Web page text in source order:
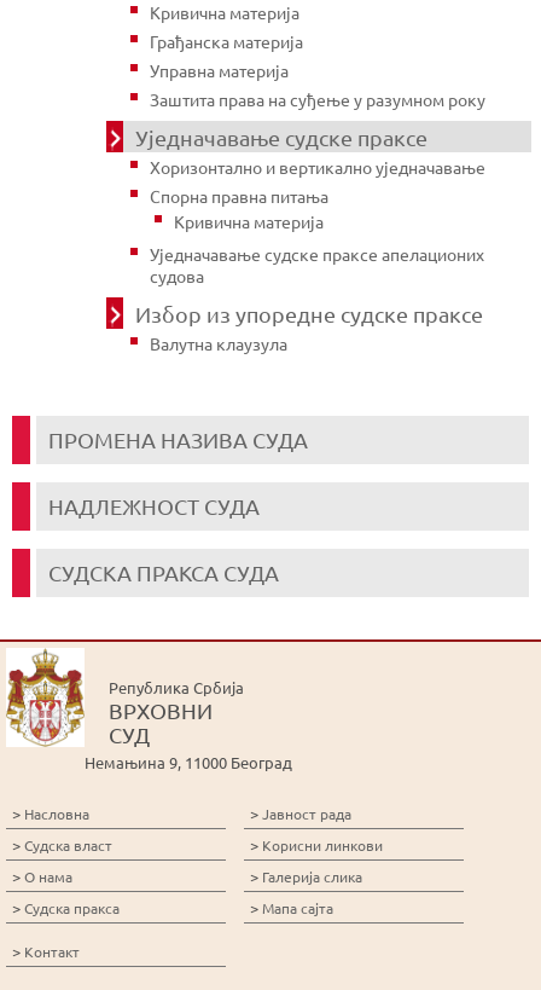
Кривична материја
Грађанска материја
Управна материја
Заштита права на суђење у разумном року
Уједначавање судске праксе
Хоризонтално и вертикално уједначавање
Спорна правна питања
Кривична материја
Уједначавање судске праксе апелационих
судова
Избор из упоредне судске праксе
Валутна клаузула
ПРОМЕНА НАЗИВА СУДА
НАДЛЕЖНОСТ СУДА
СУДСКА ПРАКСА СУДА
Република Србија
ВРХОВНИ
СУД
Немањина 9, 11000 Београд
> Насловна
>Судска власт
>О нама
>Судска пракса
>Јавност рада
> Корисни линкови
> Галерија слика
> Мапа сајта
> Контакт